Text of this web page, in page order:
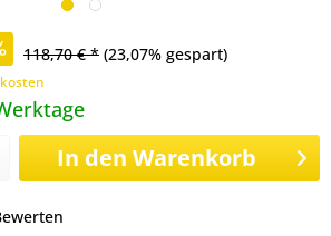
118,70 € * (23,07% gespart)
In den Warenkorb